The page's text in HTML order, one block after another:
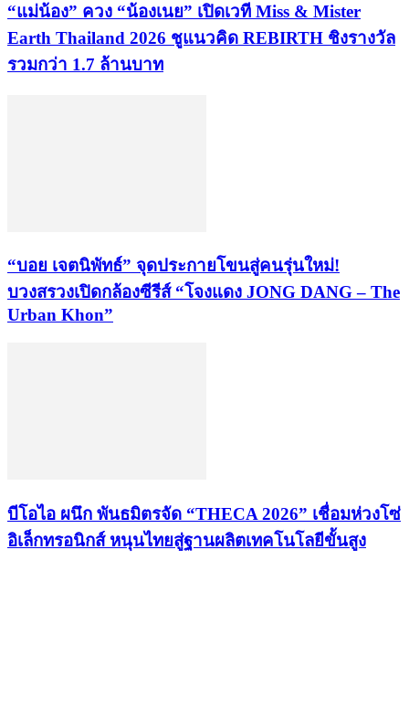
“แม่น้อง” ควง “น้องเนย” เปิดเวที Miss & Mister
Earth Thailand 2026 ชูแนวคิด REBIRTH ชิงรางวัล
รวมกว่า 1.7 ล้านบาท
“บอย เจตนิพัทธ์” จุดประกายโขนสู่คนรุ่นใหม่!
บวงสรวงเปิดกล้องซีรีส์ “โจงแดง JONG DANG – The
Urban Khon”
บีโอไอ ผนึก พันธมิตรจัด “THECA 2026” เชื่อมห่วงโซ่
อิเล็กทรอนิกส์ หนุนไทยสู่ฐานผลิตเทคโนโลยีขั้นสูง